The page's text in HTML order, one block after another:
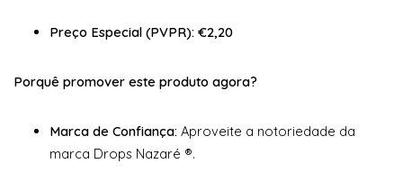
Preço Especial (PVPR): €2,20
Porquê promover este produto agora?
Marca de Confiança: Aproveite a notoriedade da
marca Drops Nazaré ®.